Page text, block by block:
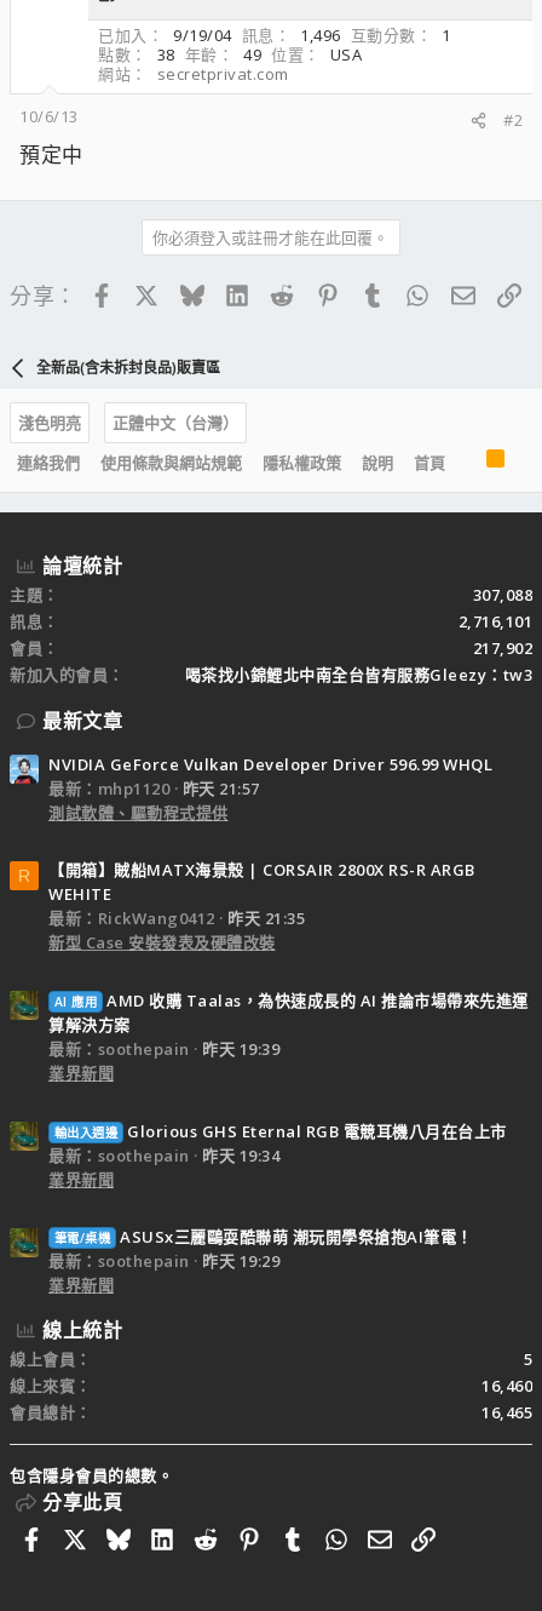
已加入 9/19/04 訊息 1,496 互動分數
1
點數
38 年齡 49 位置
USA
網站
secretprivat.com
10/6/13
#2
預定中
你必須登入或註冊才能在此回覆。
分享： FacebookBlueskyLinkedIn
Reddit PinterestTumblrWhatsApp
電子
全新品(含未拆封良品)販賣區
淺色明亮
正體中文（台灣）
連絡我們
使用條款與網站規範 隱私權政策 說明 首頁
S
論壇統計
主題
307,088
訊息
2,716,101
會員
217,902
新加入的會員
喝茶找小錦鯉北中南全台皆有服務Gleezy：tw3
最新文章
NVIDIA GeForce Vulkan Developer Driver 596.99 WHQL
最新：mhp1120
昨天 21:57
測試軟體、驅動程式提供
R
【開箱】賊船MATX海景殼 | CORSAIR 2800X RS-R ARGB
WEHITE
最新：RickWang0412
昨天 21:35
新型 Case 安裝發表及硬體改裝
AI 應用 AMD 收購 Taalas，為快速成長的 AI 推論市場帶來先進運
算解決方案
最新：soothepain
昨天 19:39
業界新聞
輸出入週邊
Glorious GHS Eternal RGB 電競耳機八月在台上市
最新：soothepain
昨天 19:34
業界新聞
筆電/桌機 ASUSx三麗鷗耍酷聯萌 潮玩開學祭搶抱AI筆電！
最新：soothepain
昨天 19:29
業界新聞
線上統計
線上會員
5
線上來賓
16,460
會員總計
16,465
包含隱身會員的總數。
分享此頁
FacebookBlueskyLinkedIn
RedditPinterestTumblrWhatsApp
電子郵件
連結